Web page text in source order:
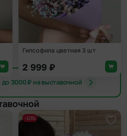
Гипсофила цветная 3 шт
2 999 ₽
3000 ₽ на выставочной
Добавить в избранное
-10%